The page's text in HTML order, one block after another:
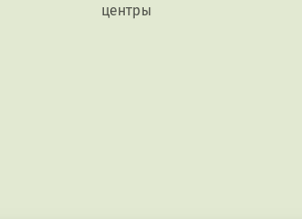
центры